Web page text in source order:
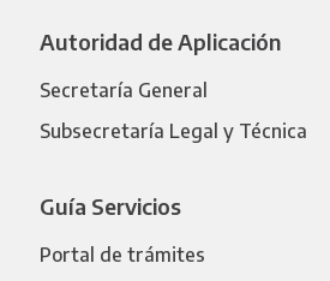
Autoridad de Aplicación
Secretaría General
Subsecretaría Legal y Técnica
Guía Servicios
Portal de trámites